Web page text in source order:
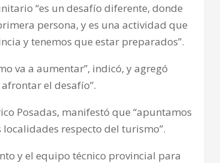
“es un desafío diferente, donde
persona, y es una actividad que
y tenemos que estar preparados”.
va a aumentar”, indicó, y agregó
el desafío”.
Posadas, manifestó que “apuntamos
respecto del turismo”.
y el equipo técnico provincial para